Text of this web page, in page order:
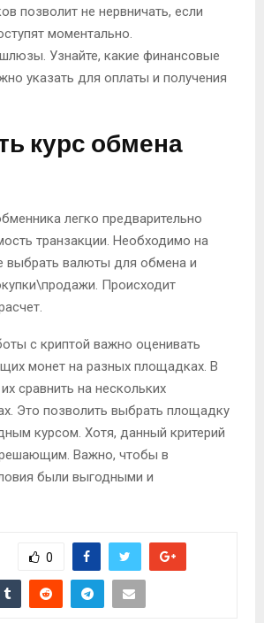
позволит не нервничать, если
моментально.
Узнайте, какие финансовые
указать для оплаты и получения
курс обмена
легко предварительно
транзакции. Необходимо на
выбрать валюты для обмена и
Происходит
с криптой важно оценивать
монет на разных площадках. В
сравнить на нескольких
Это позволить выбрать площадку
курсом. Хотя, данный критерий
Важно, чтобы в
были выгодными и
0